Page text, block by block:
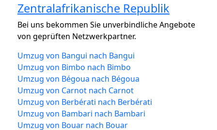
Zentralafrikanische Republik
Bei uns bekommen Sie unverbindliche Angebote
von geprüften Netzwerkpartner.
Umzug von Bangui nach Bangui
Umzug von Bimbo nach Bimbo
Umzug von Bégoua nach Bégoua
Umzug von Carnot nach Carnot
Umzug von Berbérati nach Berbérati
Umzug von Bambari nach Bambari
Umzug von Bouar nach Bouar